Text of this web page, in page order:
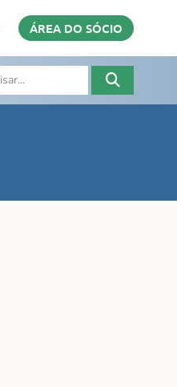
ÁREA DO SÓCIO